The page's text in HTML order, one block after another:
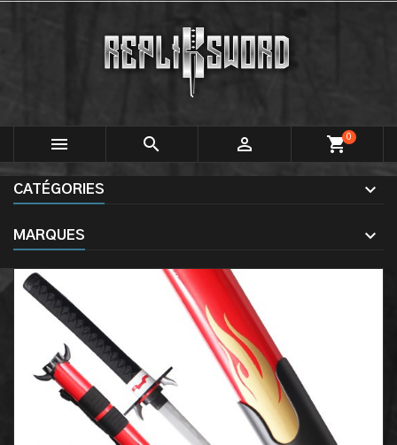
   shopping_cart0
CATÉGORIES
MARQUES